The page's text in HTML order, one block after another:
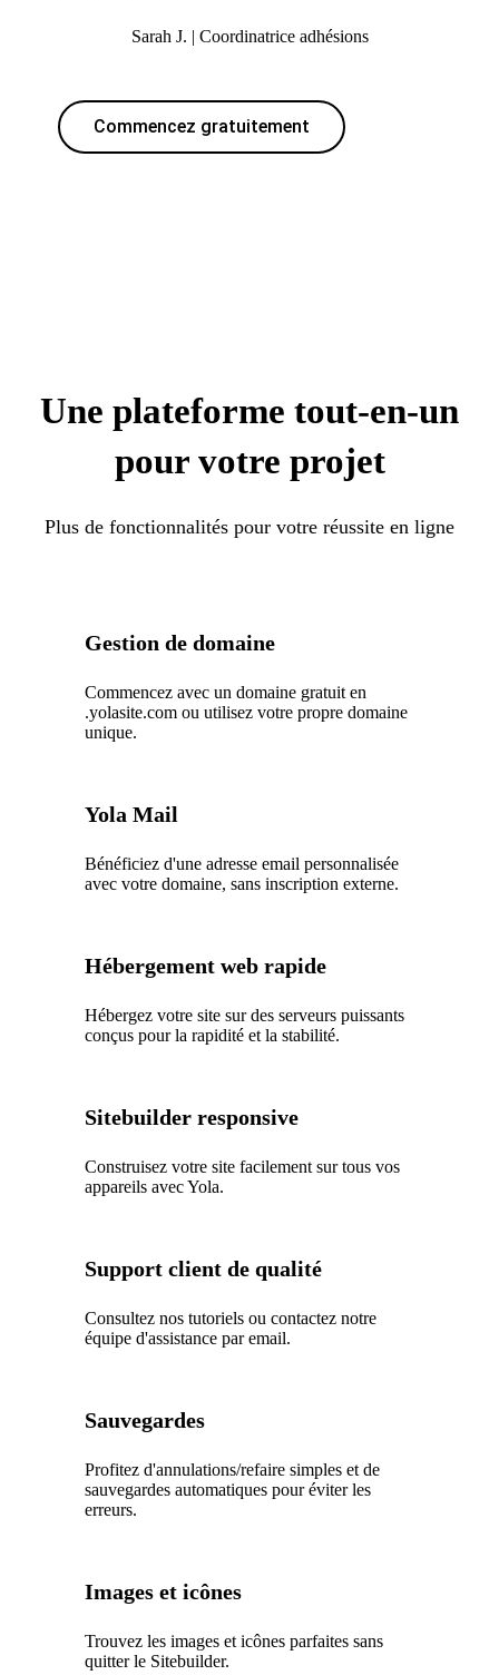
Sarah J. | Coordinatrice adhésions
Commencez gratuitement
Une plateforme tout-en-un
pour votre projet
Plus de fonctionnalités pour votre réussite en ligne
Gestion de domaine
Commencez avec un domaine gratuit en
.yolasite.com ou utilisez votre propre domaine
unique.
Yola Mail
Bénéficiez d'une adresse email personnalisée
avec votre domaine, sans inscription externe.
Hébergement web rapide
Hébergez votre site sur des serveurs puissants
conçus pour la rapidité et la stabilité.
Sitebuilder responsive
Construisez votre site facilement sur tous vos
appareils avec Yola.
Support client de qualité
Consultez nos tutoriels ou contactez notre
équipe d'assistance par email.
Sauvegardes
Profitez d'annulations/refaire simples et de
sauvegardes automatiques pour éviter les
erreurs.
Images et icônes
Trouvez les images et icônes parfaites sans
quitter le Sitebuilder.